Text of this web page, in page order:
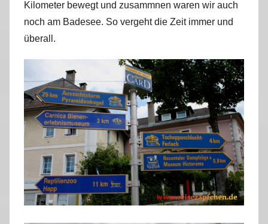
Kilometer bewegt und zusammnen waren wir auch
noch am Badesee. So vergeht die Zeit immer und
überall.